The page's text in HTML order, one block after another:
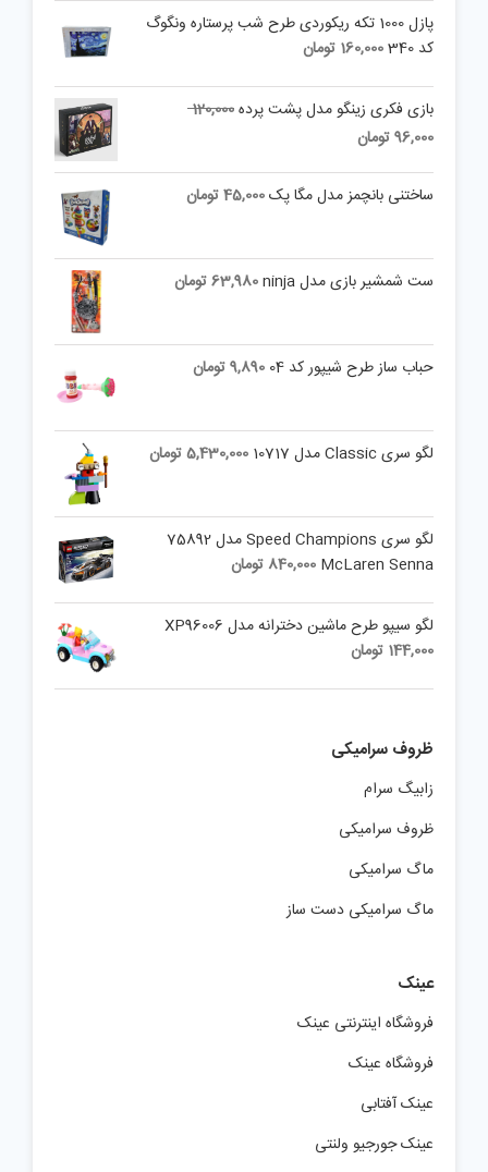
پازل 1000 تکه ریکوردی طرح شب پرستاره ونگوگ
کد 340
160,000 تومان
بازی فکری زینگو مدل پشت پرده120,000
Original
96,000تومان
96,000 تومان.
ساختنی بانچمز مدل مگا پک45,000تومان
ست شمشیر بازی مدل ninja 63,980تومان
حباب ساز طرح شیپور کد 04 9,890تومان
لگو سری Classic مدل 10717 5,430,000تومان
لگو سری Speed Champions مدل 75892
McLaren Senna
840,000 تومان
لگو سیپو طرح ماشین دخترانه مدل XP96006
144,000 تومان
ظروف سرامیکی
زابیگ سرام
ظروف سرامیکی
ماگ سرامیکی
ماگ سرامیکی دست ساز
عینک
فروشگاه اینترنتی عینک
فروشگاه عینک
عینک آفتابی
عینک جورجیو ولنتی